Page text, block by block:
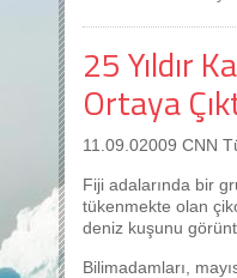
25 Yıldır
Ortaya
11.09.02009 CNN
Fiji adalarında bir
tükenmekte olan
deniz kuşunu
Bilimadamları,